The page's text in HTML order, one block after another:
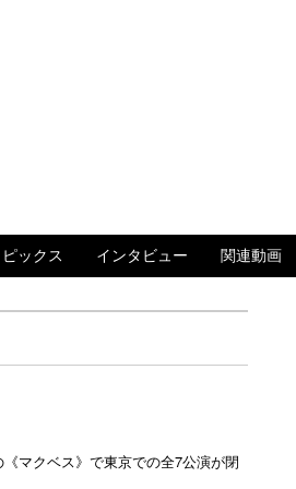
年 日本
ックス インタビュー 関連動画
マクベス》で東京での全7公演が閉